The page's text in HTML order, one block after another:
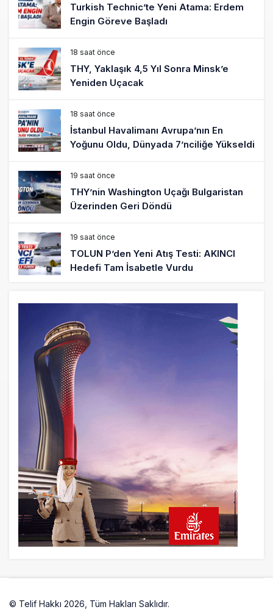
Turkish Technic’te Yeni Atama: Erdem
Engin Göreve Başladı
18 saat önce
THY, Yaklaşık 4,5 Yıl Sonra Minsk’e
Yeniden Uçacak
18 saat önce
İstanbul Havalimanı Avrupa’nın En
Yoğunu Oldu, Dünyada 7’nciliğe Yükseldi
19 saat önce
THY’nin Washington Uçağı Bulgaristan
Üzerinden Geri Döndü
19 saat önce
TOLUN P’den Yeni Atış Testi: AKINCI
Hedefi Tam İsabetle Vurdu
© Telif Hakkı 2026, Tüm Hakları Saklıdır.